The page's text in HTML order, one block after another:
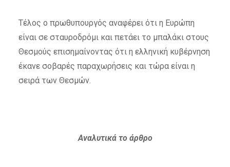
Τέλος ο πρωθυπουργός αναφέρει ότι η Ευρώπη
είναι σε σταυροδρόμι και πετάει το μπαλάκι στους
Θεσμούς επισημαίνοντας ότι η ελληνική κυβέρνηση
έκανε σοβαρές παραχωρήσεις και τώρα είναι η
σειρά των Θεσμών.
Αναλυτικά το άρθρο